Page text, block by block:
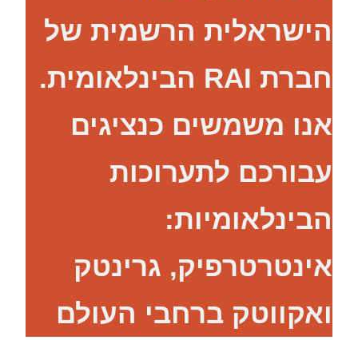
הישראלית הרשמית של
חברת RAI הבינלאומית.
אנו משמשים כנציגים
עבורכם לתערוכות
הבינלאומיות:
אינטרטרפיק, גרינטק
ואקווטק ברחבי העולם